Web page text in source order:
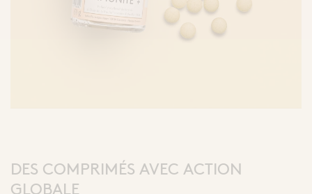
DES COMPRIMÉS AVEC ACTION
GLOBALE